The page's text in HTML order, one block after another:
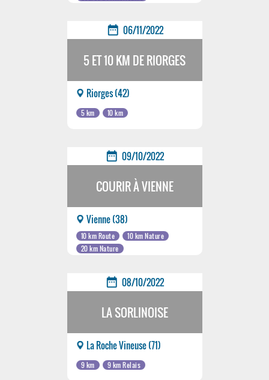
date_range 06/11/2022
5 ET 10 KM DE RIORGES
Riorges (42)
5 km 10 km
date_range 09/10/2022
COURIR À VIENNE
Vienne (38)
10 km Route
10 km Nature
20 km Nature
date_range 08/10/2022
LA SORLINOISE
La Roche Vineuse (71)
9 km 9 km Relais